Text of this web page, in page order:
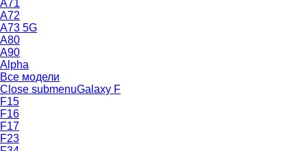
A71
A72
A73 5G
A80
A90
Alpha
Все модели
Close submenuGalaxy F
F15
F16
F17
F23